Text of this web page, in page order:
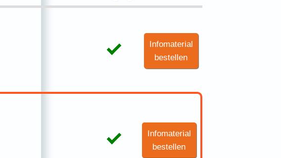
Infomaterial
bestellen
Infomaterial
bestellen